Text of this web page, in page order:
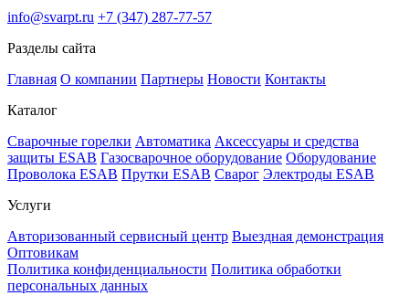
info@svarpt.ru +7 (347) 287-77-57
Разделы сайта
Главная О компании Партнеры Новости Контакты
Каталог
Cварочные горелки Автоматика Аксессуары и средства
защиты ESAB Газосварочное оборудование Оборудование
Проволока ESAB Прутки ESAB Сварог Электроды ESAB
Услуги
Авторизованный сервисный центр Выездная демонстрация
Оптовикам
Политика конфиденциальности Политика обработки
персональных данных